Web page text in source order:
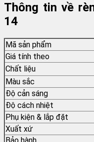
Thông tin về
14
Mã sản phẩm
Giá tính theo
Chất liệu
Màu sắc
Độ cản sáng
Độ cách nhiệt
Phụ kiện & lắp đặt
Xuất xứ